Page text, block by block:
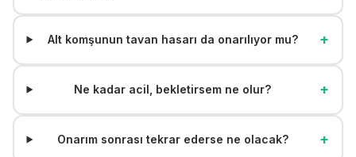
Alt komşunun tavan hasarı da onarılıyor mu? +
Ne kadar acil, bekletirsem ne olur? +
Onarım sonrası tekrar ederse ne olacak? +